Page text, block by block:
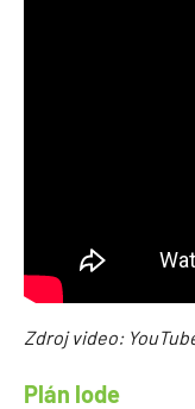
Zdroj video:
Plán lode